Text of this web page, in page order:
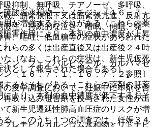
抑制、無呼吸、チアノーゼ、多呼吸、
戦、筋緊張低下又は筋緊張亢進、反射亢
激性、持続的な泣き、嗜眠、傾眠、発
害、嘔吐、低血糖等の症状があらわれた
れらの多くは出産直後又は出産後２４時
た（なお、これらの症状は、新生児仮死
状として報告された場合もある）。
疫学調査において、妊娠中に本剤を含
再取り込み阻害剤を投与された女性が出
て新生児遷延性肺高血圧症のリスクが増
る。このうち１つの調査では、妊娠３４
酸塩水和物、シメチジン〔１６．７．
用が増強するおそれがある（これらの薬
阻害作用により、本剤の血中濃度が上昇
。
ン、フェノバルビタール、カルバマゼ
〔１６．７．１、１６．７．２参照〕
するおそれがある（これらの薬剤の肝薬
により、本剤の血中濃度が低下するおそ
レナビルカルシウム水和物とリトナビ